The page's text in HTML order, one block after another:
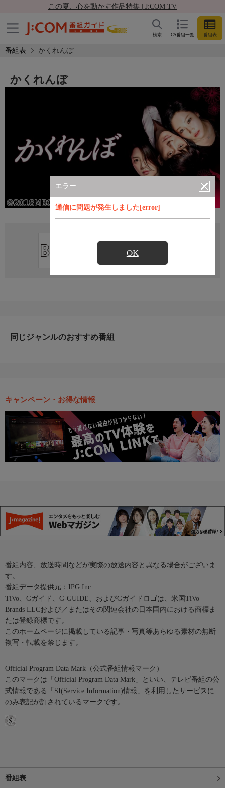
この夏、心を動かす作品特集 | J:COM TV
CS番組一覧 番組表
検索
番組表 かくれんぼ
エラー
通信に問題が発生しました[error]
OK
かくれんぼ
直近の放送予定はありません
同じジャンルのおすすめ番組
キャンペーン・お得な情報
番組内容、放送時間などが実際の放送内容と異なる場合がございま
す。
番組データ提供元：IPG Inc.
TiVo、Gガイド、G-GUIDE、およびGガイドロゴは、米国TiVo
Brands LLCおよび／またはその関連会社の日本国内における商標ま
たは登録商標です。
このホームページに掲載している記事・写真等あらゆる素材の無断
複写・転載を禁じます。
Official Program Data Mark（公式番組情報マーク）
このマークは「Official Program Data Mark」といい、テレビ番組の公
式情報である「SI(Service Information)情報」を利用したサービスに
のみ表記が許されているマークです。
番組表